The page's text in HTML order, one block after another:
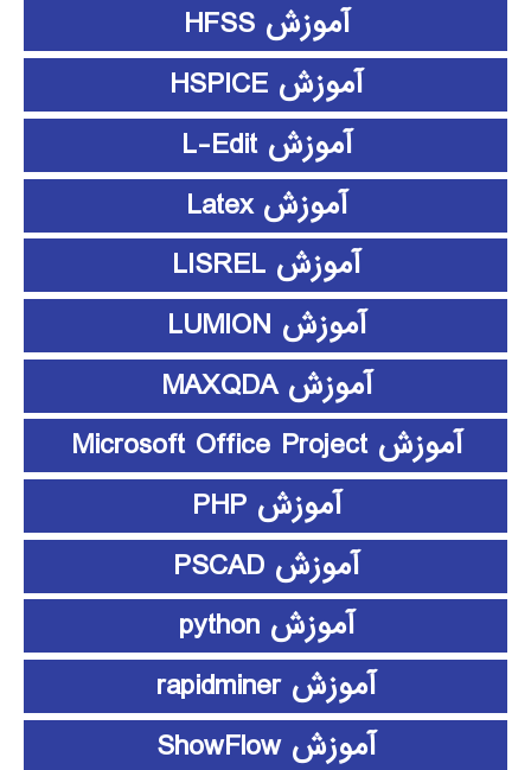
آموزش HFSS
آموزش HSPICE
آموزش L-Edit
آموزش Latex
آموزش LISREL
آموزش LUMION
آموزش MAXQDA
آموزش Microsoft Office Project
آموزش PHP
آموزش PSCAD
آموزش python
آموزش rapidminer
آموزش ShowFlow